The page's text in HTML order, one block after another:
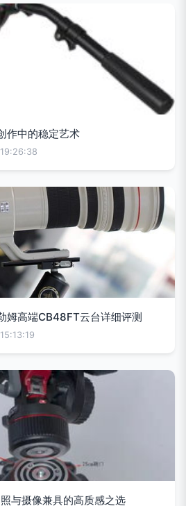
作中的稳定艺术
姆高端CB48FT云台详细评测
与摄像兼具的高质感之选